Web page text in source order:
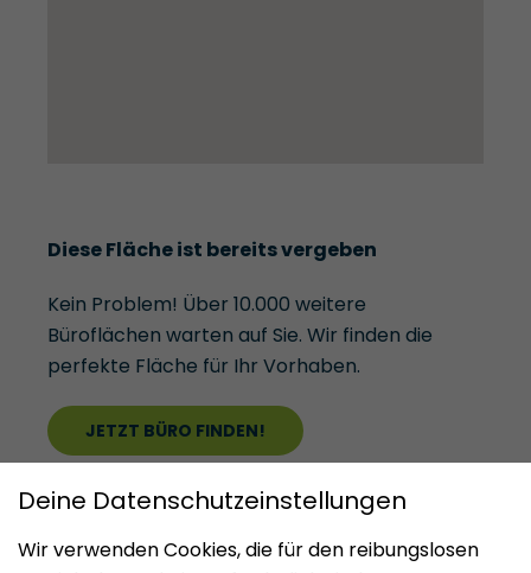
Diese Fläche ist bereits vergeben
Kein Problem! Über 10.000 weitere
Büroflächen warten auf Sie. Wir finden die
perfekte Fläche für Ihr Vorhaben.
JETZT BÜRO FINDEN!